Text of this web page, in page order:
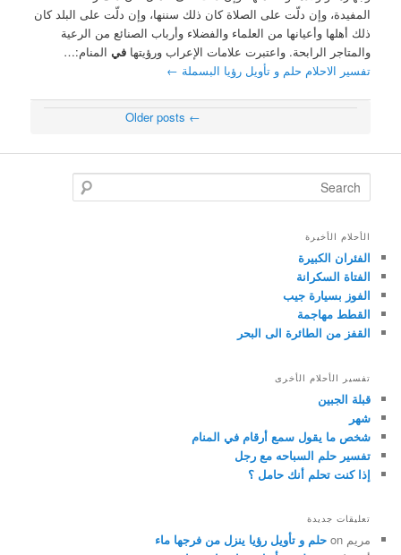
المفيدة، وإن دلّت على الصلاة كان ذلك سننها، وإن دلّت على البلد كان
ذلك أهلها وأعيانها من العلماء والفضلاء وأرباب الصنائع من الرعية
والمتاجر الرابحة. واعتبرت علامات الإعراب ورؤيتهافي المنام:…
تفسير الاحلام حلم و تأويل رؤيا البسملة ←
←
Search
الأحلام الأخيرة
الفئران الكبيرة
الفتاة السكرانة
الفوز بسيارة جيب
القطط مهاجمة
القفز من الطائرة الى البحر
تفسير الأحلام الأخرى
قبلة الجبين
شهر
شخص ما يقول سمع أرقام في المنام
تفسير حلم السباحه مع رجل
إذا كنت تحلم أنك حامل ؟
تعليقات جديدة
مريم on
حلم و تأويل رؤيا ينزل من فرجها ماء